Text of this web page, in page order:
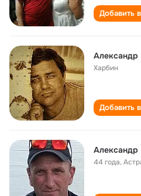
Добавить
Харбин
Добавить
44 года,